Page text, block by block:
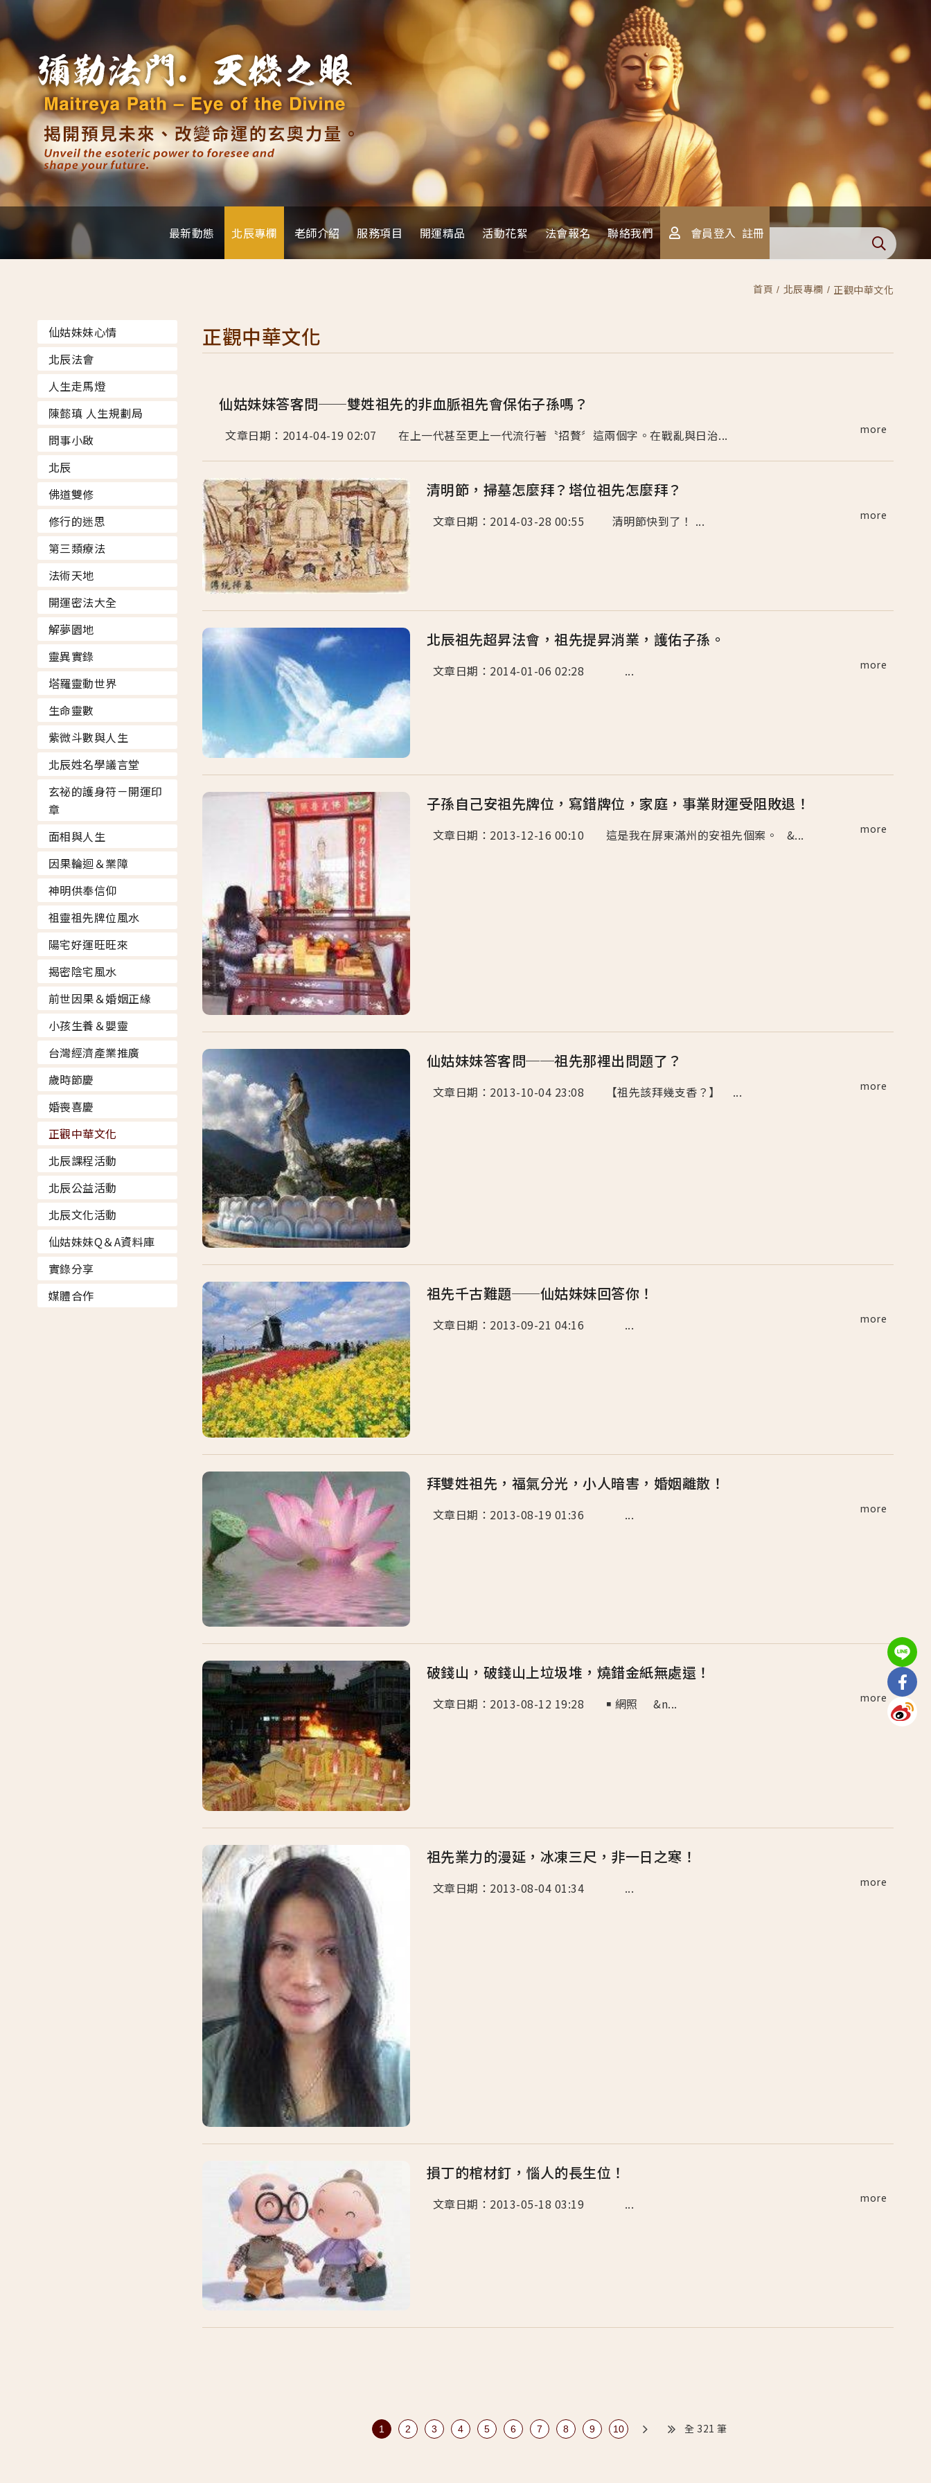
最新動態 北辰專欄 老師介紹 服務項目 開運精品 活動花絮 法會報名 聯絡我們 會員登入 註冊
首頁 北辰專欄 正觀中華文化
仙姑妹妹心情
北辰法會
人生走馬燈
陳懿瑱 人生規劃局
問事小啟
北辰
佛道雙修
修行的迷思
第三類療法
法術天地
開運密法大全
解夢園地
靈異實錄
塔羅靈動世界
生命靈數
紫微斗數與人生
北辰姓名學議言堂
玄祕的護身符－開運印
章
面相與人生
因果輪迴＆業障
神明供奉信仰
祖靈祖先牌位風水
陽宅好運旺旺來
揭密陰宅風水
前世因果＆婚姻正緣
小孩生養＆嬰靈
台灣經濟產業推廣
歲時節慶
婚喪喜慶
正觀中華文化
北辰課程活動
北辰公益活動
北辰文化活動
仙姑妹妹Q＆A資料庫
實錄分享
媒體合作
正觀中華文化
仙姑妹妹答客問──雙姓祖先的非血脈祖先會保佑子孫嗎？
文章日期：2014-04-19 02:07 在上一代甚至更上一代流行著〝招贅〞這兩個字。在戰亂與日治... more
清明節，掃墓怎麼拜？塔位祖先怎麼拜？
文章日期：2014-03-28 00:55 清明節快到了！ ... more
北辰祖先超昇法會，祖先提昇消業，護佑子孫。
文章日期：2014-01-06 02:28 ... more
子孫自己安祖先牌位，寫錯牌位，家庭，事業財運受阻敗退！
文章日期：2013-12-16 00:10 這是我在屏東滿州的安祖先個案。 &... more
仙姑妹妹答客問──祖先那裡出問題了？
文章日期：2013-10-04 23:08 【祖先該拜幾支香？】 ... more
祖先千古難題──仙姑妹妹回答你！
文章日期：2013-09-21 04:16 ... more
拜雙姓祖先，福氣分光，小人暗害，婚姻離散！
文章日期：2013-08-19 01:36 ... more
破錢山，破錢山上垃圾堆，燒錯金紙無處還！
文章日期：2013-08-12 19:28 ￭ 網照 &n... more
祖先業力的漫延，冰凍三尺，非一日之寒！
文章日期：2013-08-04 01:34 ... more
損丁的棺材釘，惱人的長生位！
文章日期：2013-05-18 03:19 ... more
1 2 3 4 5 6 7 8 9 10 全 321 筆